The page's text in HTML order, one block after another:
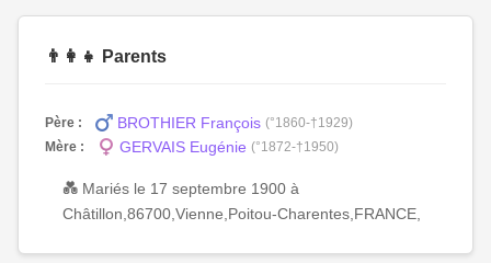
👨‍👩‍👧 Parents
Père : BROTHIER François (°1860-†1929)
Mère :
GERVAIS Eugénie (°1872-†1950)
💑 Mariés le 17 septembre 1900 à
Châtillon,86700,Vienne,Poitou-Charentes,FRANCE,